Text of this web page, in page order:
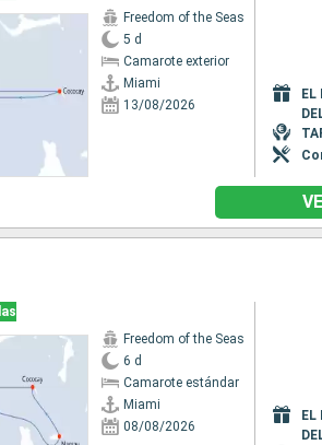
Freedom of the Seas
5 d
Camarote exterior
Miami
13/08/2026
EL
Freedom of the Seas
6 d
Camarote estándar
Miami
08/08/2026
EL